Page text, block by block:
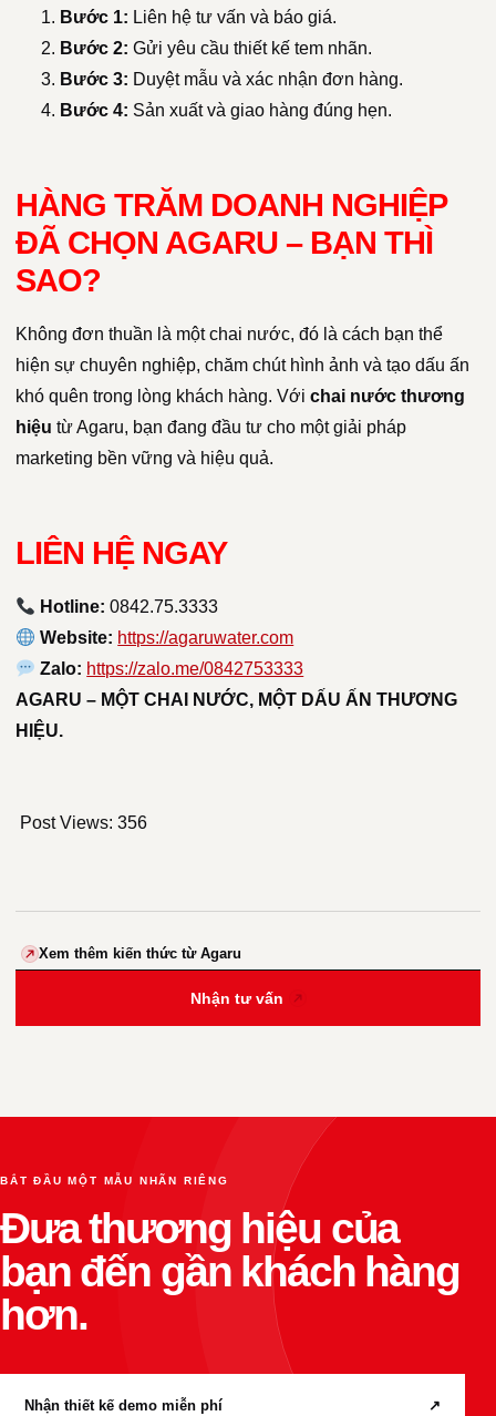
Bước 1: Liên hệ tư vấn và báo giá.
Bước 2: Gửi yêu cầu thiết kế tem nhãn.
Bước 3: Duyệt mẫu và xác nhận đơn hàng.
Bước 4: Sản xuất và giao hàng đúng hẹn.
HÀNG TRĂM DOANH NGHIỆP
ĐÃ CHỌN AGARU – BẠN THÌ
SAO?
Không đơn thuần là một chai nước, đó là cách bạn thể
hiện sự chuyên nghiệp, chăm chút hình ảnh và tạo dấu ấn
khó quên trong lòng khách hàng. Với chai nước thương
hiệu từ Agaru, bạn đang đầu tư cho một giải pháp
marketing bền vững và hiệu quả.
LIÊN HỆ NGAY
Hotline: 0842.75.3333
Website: https://agaruwater.com
Zalo: https://zalo.me/0842753333
AGARU – MỘT CHAI NƯỚC, MỘT DẤU ẤN THƯƠNG
HIỆU.
Post Views: 356
Xem thêm kiến thức từ Agaru
Nhận tư vấn
BẮT ĐẦU MỘT MẪU NHÃN RIÊNG
Đưa thương hiệu của
bạn đến gần khách hàng
hơn.
Nhận thiết kế demo miễn phí ↗